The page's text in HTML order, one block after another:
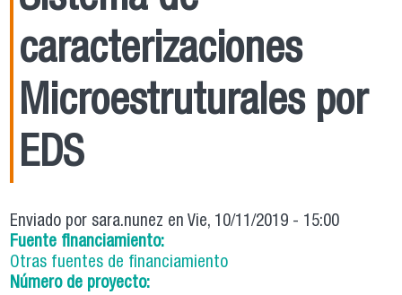
caracterizaciones
Microestruturales por
EDS
Enviado porsara.nunez en Vie, 10/11/2019 - 15:00
Fuente financiamiento:
Otras fuentes de financiamiento
Número de proyecto: